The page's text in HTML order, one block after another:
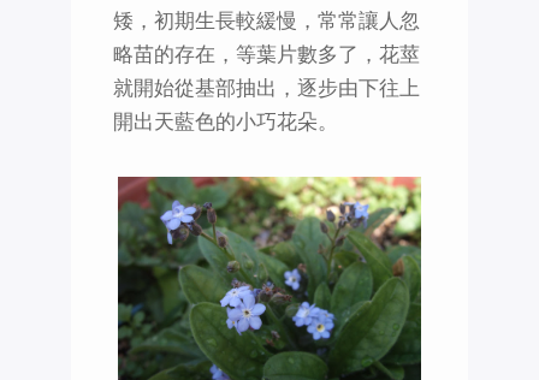
矮，初期生長較緩慢，常常讓人忽
略苗的存在，等葉片數多了，花莖
就開始從基部抽出，逐步由下往上
開出天藍色的小巧花朵。